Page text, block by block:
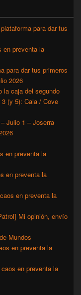
para dar tus
en preventa la
para dar tus primeros
2026
la caja del segundo
(y 5): Cala / Cove
Julio 1 – Joserra
en preventa la
en preventa la
en preventa la
Mi opinión, envío
Mundos
en preventa la
en preventa la